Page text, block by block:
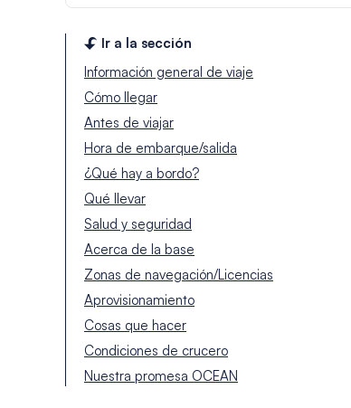
Ir a la sección
Información general de viaje
Cómo llegar
Antes de viajar
Hora de embarque/salida
¿Qué hay a bordo?
Qué llevar
Salud y seguridad
Acerca de la base
Zonas de navegación/Licencias
Aprovisionamiento
Cosas que hacer
Condiciones de crucero
Nuestra promesa OCEAN